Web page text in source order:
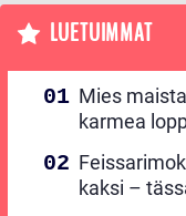
LUETUIMMAT
Mies
karmea
kaksi –